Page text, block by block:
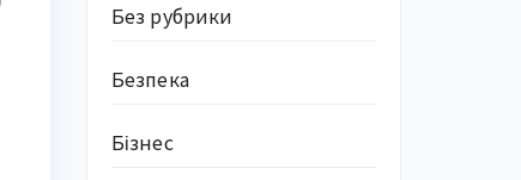
Без рубрики
Безпека
Бізнес